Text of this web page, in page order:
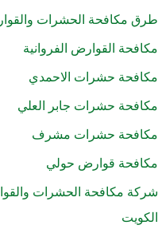
طرق مكافحة الحشرات
مكافحة القوارض الفروانية
مكافحة حشرات الاحمدي
مكافحة حشرات جابر العلي
مكافحة حشرات مشرف
مكافحة قوارض حولي
شركة مكافحة الحشرات
الكويت